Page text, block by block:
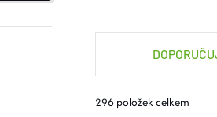
A
296 položek celkem